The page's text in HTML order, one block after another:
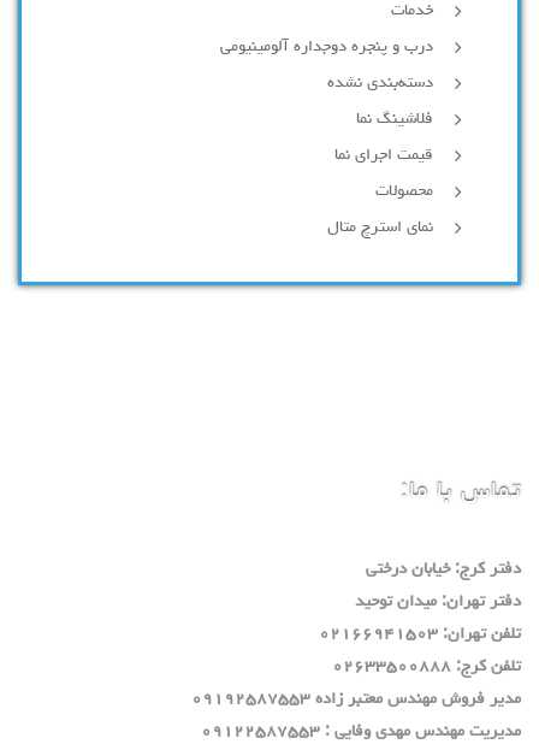
خدمات
درب و پنجره دوجداره آلومینیومی
دسته‌بندی نشده
فلاشینگ نما
قیمت اجرای نما
محصولات
نمای استرچ متال
تماس با ما:
دفتر كرج: خيابان درختي
دفتر تهران: ميدان توحيد
تلفن تهران: ٠٢١٦٦٩٤١٥٠٣
تلفن كرج: ٠٢٦٣٣٥٠٠٨٨٨
مدير فروش مهندس معتبر زاده ٠٩١٩٢٥٨٧٥٥٣
مديريت مهندس مهدي وفايي : ٠٩١٢٢٥٨٧٥٥٣